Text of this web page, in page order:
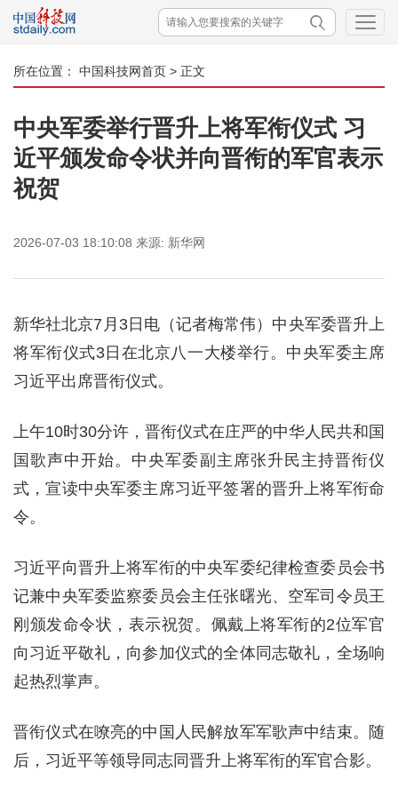
所在位置： 中国科技网首页 > 正文
中央军委举行晋升上将军衔仪式 习
近平颁发命令状并向晋衔的军官表示
祝贺
2026-07-03 18:10:08 来源: 新华网
新华社北京7月3日电（记者梅常伟）中央军委晋升上
将军衔仪式3日在北京八一大楼举行。中央军委主席
习近平出席晋衔仪式。
上午10时30分许，晋衔仪式在庄严的中华人民共和国
国歌声中开始。中央军委副主席张升民主持晋衔仪
式，宣读中央军委主席习近平签署的晋升上将军衔命
令。
习近平向晋升上将军衔的中央军委纪律检查委员会书
记兼中央军委监察委员会主任张曙光、空军司令员王
刚颁发命令状，表示祝贺。佩戴上将军衔的2位军官
向习近平敬礼，向参加仪式的全体同志敬礼，全场响
起热烈掌声。
晋衔仪式在嘹亮的中国人民解放军军歌声中结束。随
后，习近平等领导同志同晋升上将军衔的军官合影。